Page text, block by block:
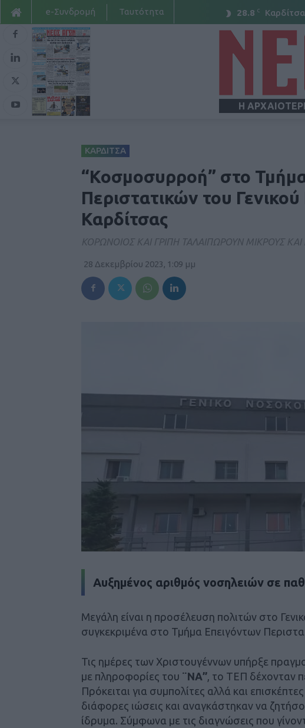
28.8 C Καρδίτσα
e-Συνδρομή Ταυτότητα
Η
ΚΑΡΔΙΤΣΑ
“Κοσμοσυρροή” στο
Περιστατικών του
Καρδίτσας
ΚΟΡΩΝΟΙΟΣ ΚΑΙ ΓΡΙΠΗ ΤΑΛΑΙΠΩΡΟΥΝ ΜΙΚΡΟΥΣ
28 Δεκεμβρίου 2023, 1:09 μμ
Αυξημένος αριθμός νοσηλειών σε
Μεγάλη είναι η προσέλευση πολιτών στο
συγκεκριμένα στο Τμήμα Επειγόντων
Τις ημέρες των Χριστουγέννων υπήρξε
με πληροφορίες του ¨ΝΑ” , το ΤΕΠ δέχονταν
Πρόκειται για συμπολίτες αλλά και
διάφορες ιώσεις και αναγκάστηκαν να
ίδρυμα. Σύμφωνα με τις διαγνώσεις που